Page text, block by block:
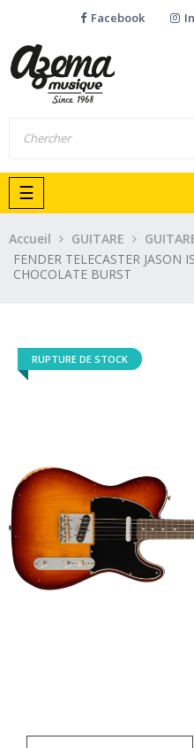
Facebook
Basculer
la
navigation
☰
Accueil GUITARE
FENDER TELECASTER JASON
CHOCOLATE BURST
RUPTURE DE STOCK